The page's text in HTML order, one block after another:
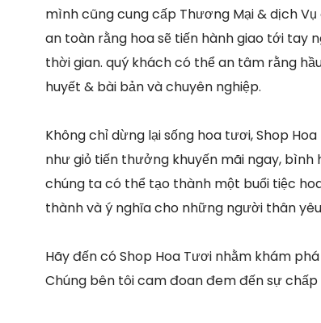
mình cũng cung cấp Thương Mại & dịch
an toàn rằng hoa sẽ tiến hành giao tới tay
thời gian. quý khách có thể an tâm rằng
huyết & bài bản và chuyên nghiệp.
Không chỉ dừng lại sống hoa tươi, Shop
như giỏ tiến thưởng khuyến mãi ngay,
chúng ta có thể tạo thành một buổi tiệc
thành và ý nghĩa cho những người thân
Hãy đến có Shop Hoa Tươi nhằm khám
Chúng bên tôi cam đoan đem đến sự